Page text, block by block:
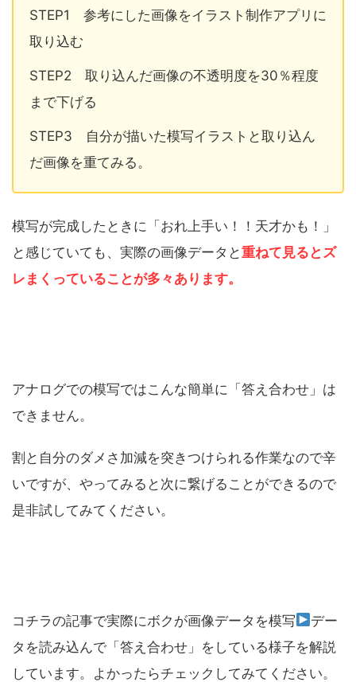
STEP1 参考にした画像をイラスト制作アプリに
取り込む
STEP2 取り込んだ画像の不透明度を30％程度
まで下げる
STEP3 自分が描いた模写イラストと取り込ん
だ画像を重てみる。
模写が完成したときに「おれ上手い！！天才かも！」
と感じていても、実際の画像データと重ねて見るとズ
レまくっていることが多々あります。
アナログでの模写ではこんな簡単に「答え合わせ」は
できません。
割と自分のダメさ加減を突きつけられる作業なので辛
いですが、やってみると次に繋げることができるので
是非試してみてください。
コチラの記事で実際にボクが画像データを模写
デー
タを読み込んで「答え合わせ」をしている様子を解説
しています。よかったらチェックしてみてください。